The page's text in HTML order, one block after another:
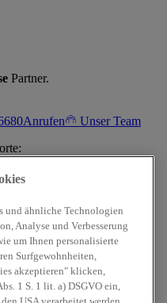
Partner.
Anrufen
Unser Team
und ähnliche Technologien
Analyse und Verbesserung
um Ihnen personalisierte
Surfgewohnheiten,
akzeptieren" klicken,
1 S. 1 lit. a) DSGVO ein,